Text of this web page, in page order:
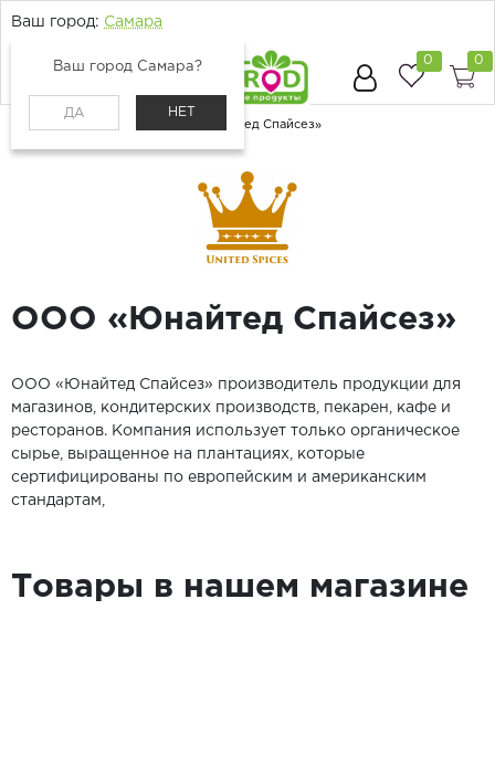
Ваш город: Самара
Ваш город Самара?
ДА НЕТ
0 0
ООО «Юнайтед Спайсез»
ООО «Юнайтед Спайсез»
ООО «Юнайтед Спайсез» производитель продукции для
магазинов, кондитерских производств, пекарен, кафе и
ресторанов. Компания использует только органическое
сырье, выращенное на плантациях, которые
сертифицированы по европейским и американским
стандартам,
Товары в нашем магазине